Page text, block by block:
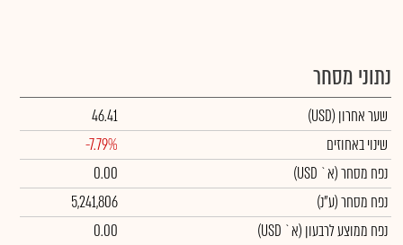
נתוני מסחר
שער אחרון (USD)
46.41
שינוי באחוזים
-7.79%
נפח מסחר(א` USD)
0.00
נפח מסחר(ע"נ)
5,241,806
נפח ממוצע לרבעון (א` USD)
0.00